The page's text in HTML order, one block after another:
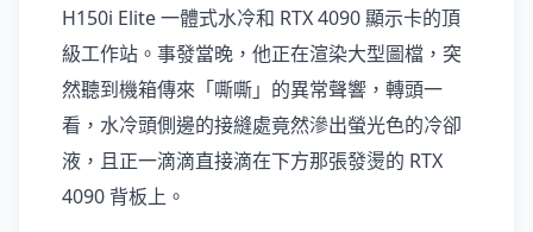
H150i Elite 一體式水冷和 RTX 4090 顯示卡的頂
級工作站。事發當晚，他正在渲染大型圖檔，突
然聽到機箱傳來「嘶嘶」的異常聲響，轉頭一
看，水冷頭側邊的接縫處竟然滲出螢光色的冷卻
液，且正一滴滴直接滴在下方那張發燙的 RTX
4090 背板上。